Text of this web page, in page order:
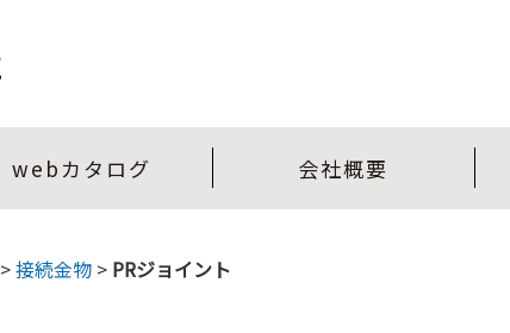
webカタログ 会社概要
>接続金物 > PRジョイント